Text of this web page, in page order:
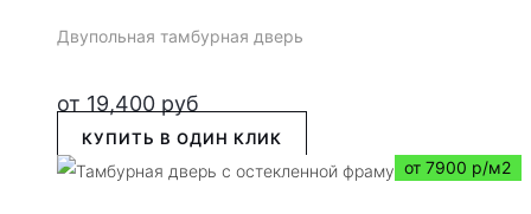
Двупольная тамбурная дверь
от 19,400 руб
КУПИТЬ В ОДИН КЛИК
от 7900 р/м2